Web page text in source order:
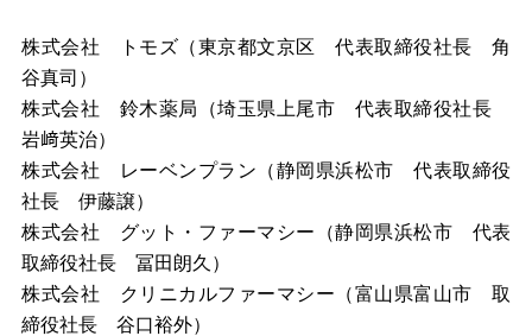
株式会社 トモズ（東京都文京区 代表取締役社長 角
谷真司）
株式会社 鈴木薬局（埼玉県上尾市 代表取締役社長
岩﨑英治）
株式会社 レーベンプラン（静岡県浜松市 代表取締役
社長 伊藤譲）
株式会社 グット・ファーマシー（静岡県浜松市 代表
取締役社長 冨田朗久）
株式会社 クリニカルファーマシー（富山県富山市 取
締役社長 谷口裕外）